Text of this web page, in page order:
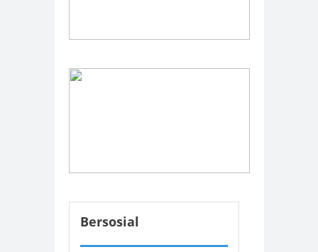
Bersosial